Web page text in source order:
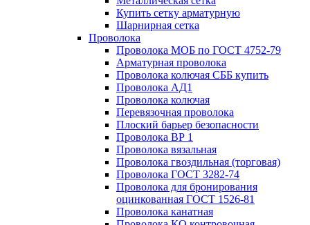
Купить сетку арматурную
Шарнирная сетка
Проволока
Проволока МОБ по ГОСТ 4752-79
Арматурная проволока
Проволока колючая СББ купить
Проволока АД1
Проволока колючая
Перевязочная проволока
Плоский барьер безопасности
Проволока ВР 1
Проволока вязальная
Проволока гвоздильная (торговая)
Проволока ГОСТ 3282-74
Проволока для бронирования
оцинкованная ГОСТ 1526-81
Проволока канатная